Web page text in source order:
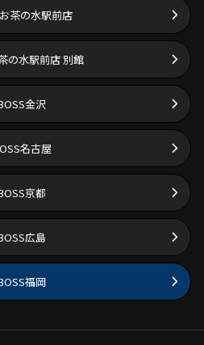
茶の水駅前店
の水駅前店 別館
金沢
名古屋
京都
広島
福岡